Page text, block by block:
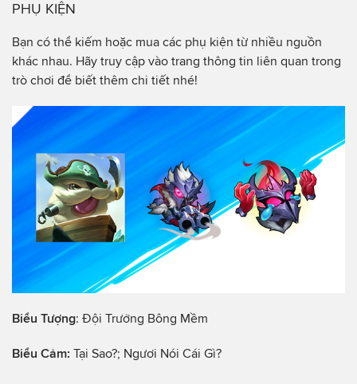
PHỤ KIỆN
Bạn có thể kiếm hoặc mua các phụ kiện từ nhiều nguồn
khác nhau. Hãy truy cập vào trang thông tin liên quan trong
trò chơi để biết thêm chi tiết nhé!
Biểu Tượng: Đội Trưởng Bông Mềm
Biểu Cảm: Tại Sao?; Ngươi Nói Cái Gì?